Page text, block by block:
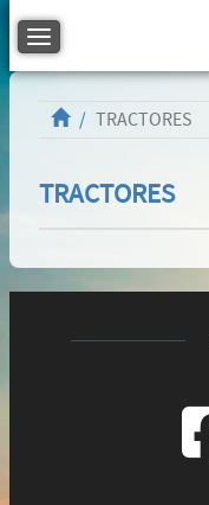
Toggle navigation
TRACTORES
TRACTORES